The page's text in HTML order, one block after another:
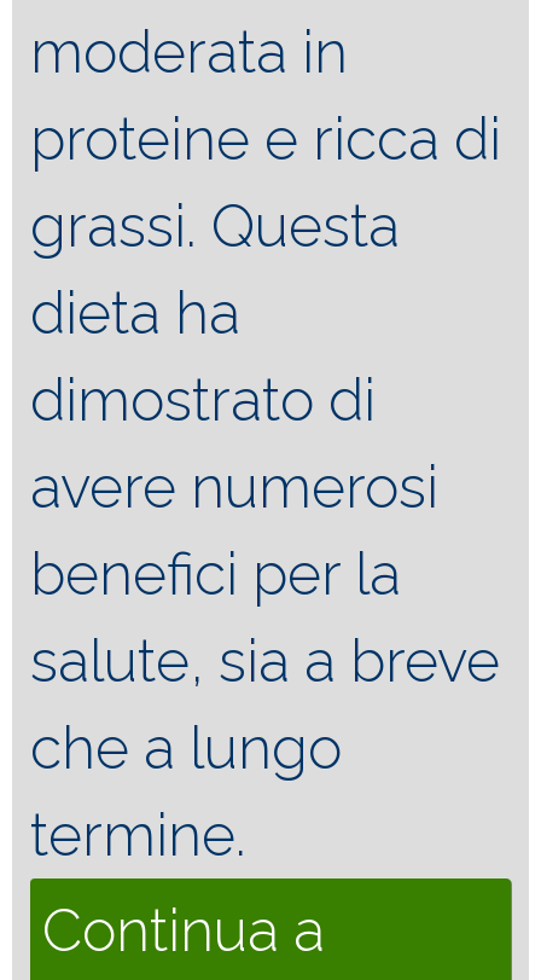
moderata in
proteine e ricca di
grassi. Questa
dieta ha
dimostrato di
avere numerosi
benefici per la
salute, sia a breve
che a lungo
termine.
Continua a